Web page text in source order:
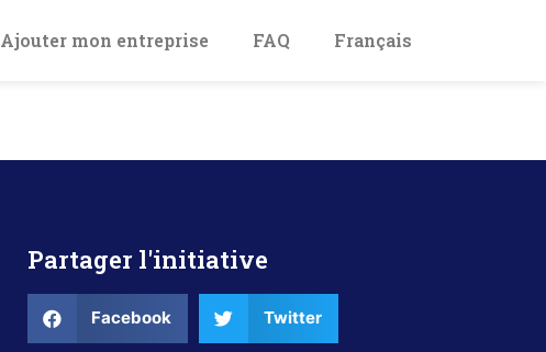
Ajouter mon entreprise FAQ Français
Partager l'initiative
Facebook Twitter